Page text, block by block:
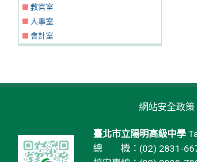
教官室
人事室
會計室
網站安全政策
臺北市立陽明高級中學
總 機：(02) 2831-